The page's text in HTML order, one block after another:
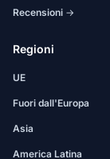
Recensioni →
Regioni
UE
Fuori dall'Europa
Asia
America Latina